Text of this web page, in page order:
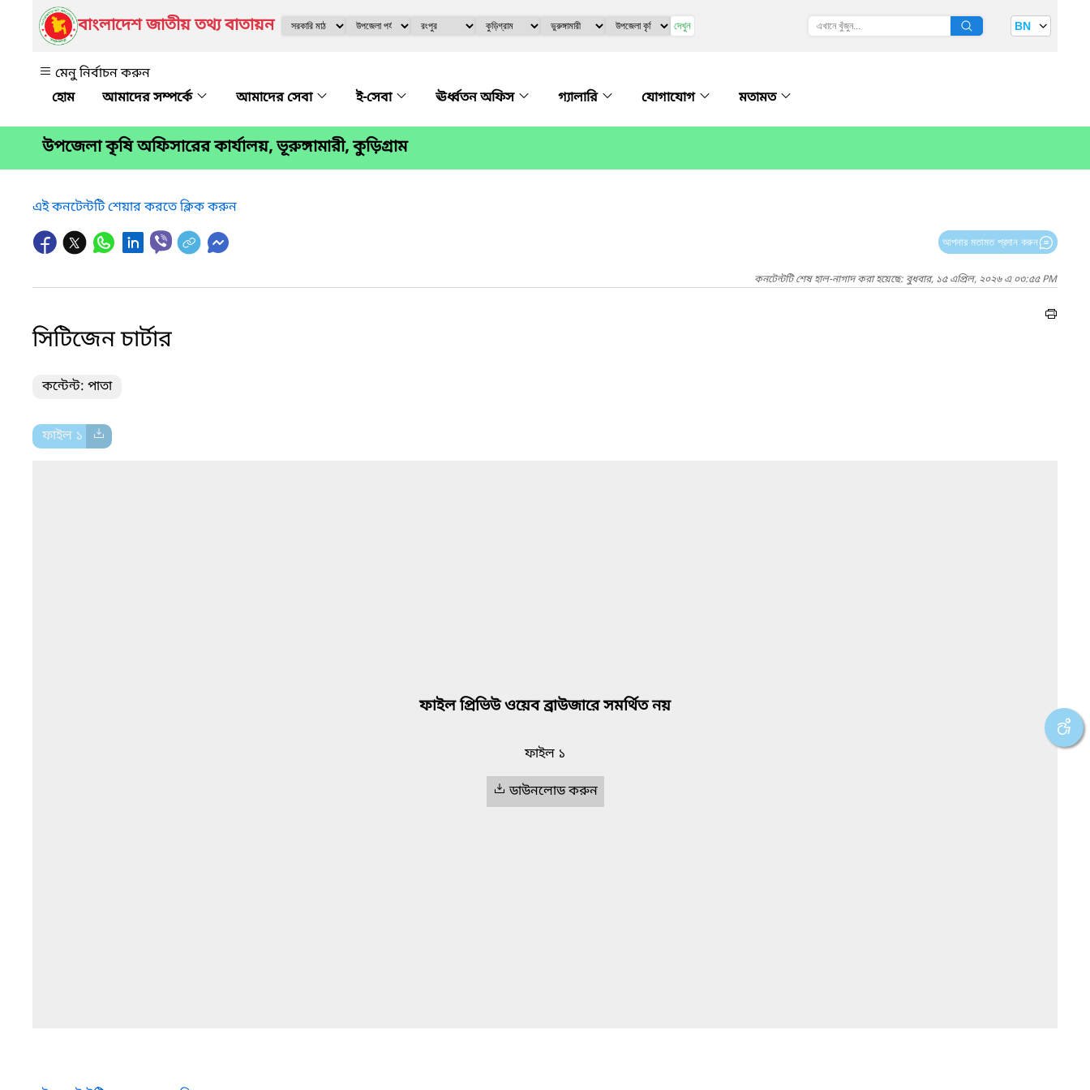
বাংলাদেশ জাতীয় তথ্য বাতায়ন দেখুন BN
মেনু নির্বাচন করুন
আমাদের সম্পর্কে
আমাদের সেবা ই-সেবা ঊর্ধ্বতন অফিস গ্যালারি যোগাযোগ মতামত
উপজেলা কৃষি অফিসারের কার্যালয়, ভূরুঙ্গামারী, কুড়িগ্রাম
এই কনটেন্টটি শেয়ার করতে ক্লিক করুন
আপনার মতামত প্রদান করুন
কনটেন্টটি শেষ হাল-নাগাদ করা হয়েছে: বুধবার, ১৫ এপ্রিল, ২০২৬ এ ০৩:৫৫ PM
সিটিজেন চার্টার
কন্টেন্ট: পাতা
ফাইল ১
ফাইল প্রিভিউ ওয়েব ব্রাউজারে সমর্থিত নয়
ফাইল ১
ডাউনলোড করুন